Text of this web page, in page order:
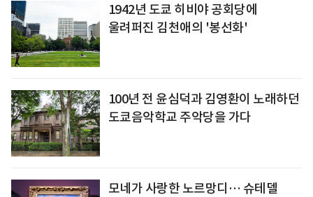
1942년 도쿄 히비야 공회당에
울려퍼진 김천애의 '봉선화'
100년 전 윤심덕과 김영환이 노래하던
도쿄음악학교 주악당을 가다
모네가 사랑한 노르망디… 슈테델